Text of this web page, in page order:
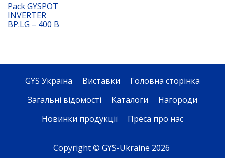
Pack GYSPOT
INVERTER
BP.LG – 400 B
GYS Україна Виставки
Головна сторінка
Загальні відомості
Каталоги
Нагороди
Новинки продукції
Преса про нас
Copyright © GYS-Ukraine 2026